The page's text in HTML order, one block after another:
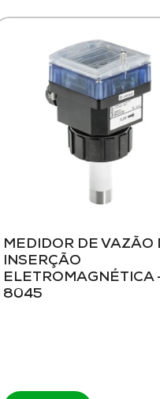
MEDIDOR DE VAZÃO
INSERÇÃO
ELETROMAGNÉTICA
8045